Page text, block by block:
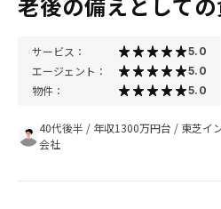
サービス： 5.0
エージェント： 5.0
物件： 5.0
40代後半 / 年収1300万円台 / 東芝イ
会社